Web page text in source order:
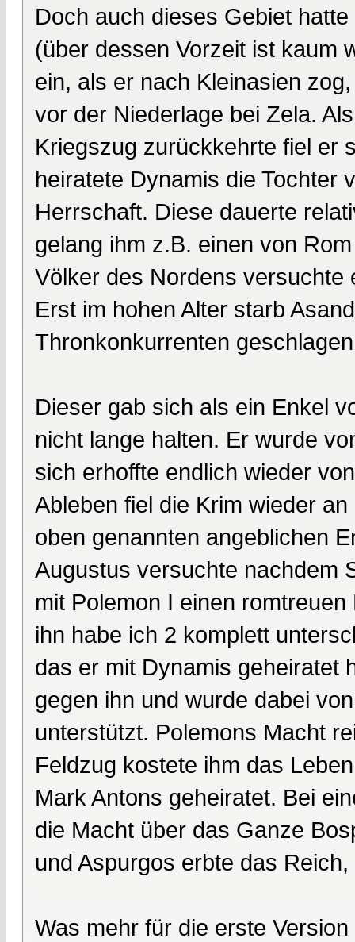
Doch auch dieses Gebiet
(über dessen Vorzeit ist kaum
ein, als er nach Kleinasien
vor der Niederlage bei Zela.
Kriegszug zurückkehrte fiel er
heiratete Dynamis die Tochter
Herrschaft. Diese dauerte
gelang ihm z.B. einen von
Völker des Nordens versuchte
Erst im hohen Alter starb
Thronkonkurrenten
Dieser gab sich als ein Enkel
nicht lange halten. Er wurde
sich erhoffte endlich wieder
Ableben fiel die Krim wieder
oben genannten angeblichen
Augustus versuchte nachdem
mit Polemon I einen
ihn habe ich 2 komplett
das er mit Dynamis geheiratet
gegen ihn und wurde dabei
unterstützt. Polemons Macht
Feldzug kostete ihm das
Mark Antons geheiratet. Bei
die Macht über das Ganze
und Aspurgos erbte das
Was mehr für die erste